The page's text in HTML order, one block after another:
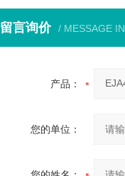
留言询价 / MESSAGE
产品：
您的单位：